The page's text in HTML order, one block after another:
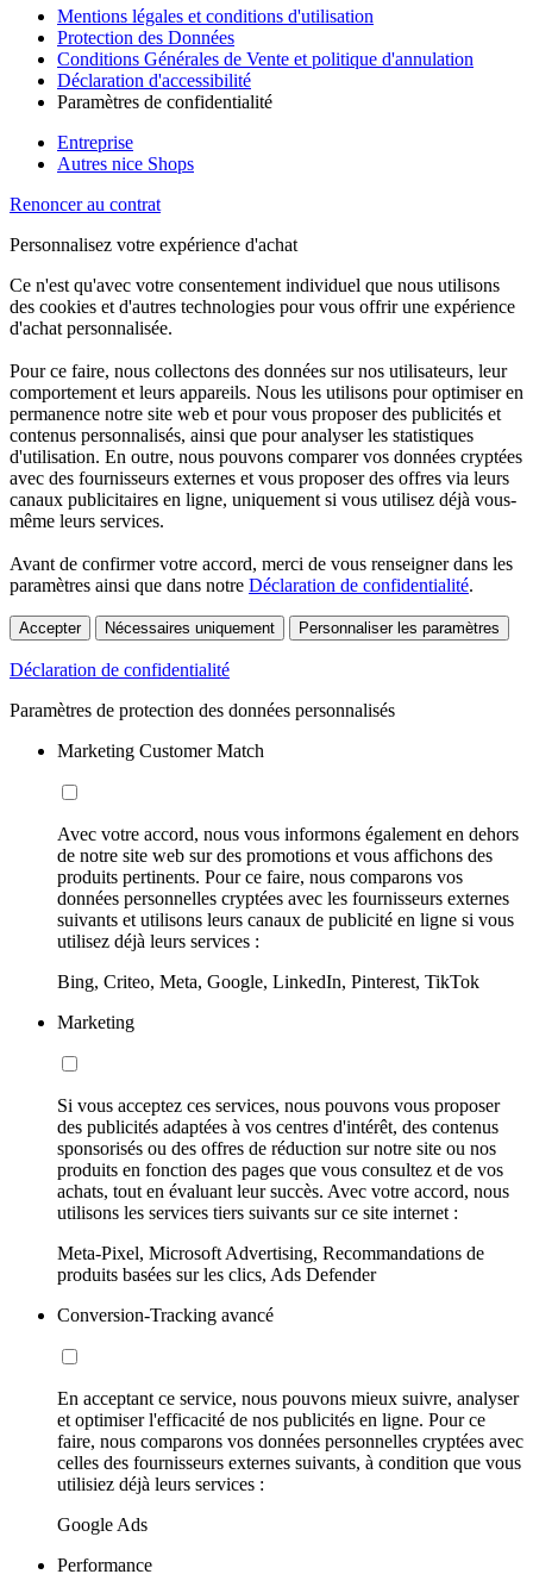
Mentions légales et conditions d'utilisation
Protection des Données
Conditions Générales de Vente et politique d'annulation
Déclaration d'accessibilité
Paramètres de confidentialité
Entreprise
Autres nice Shops
Renoncer au contrat
Personnalisez votre expérience d'achat
Ce n'est qu'avec votre consentement individuel que nous utilisons
des cookies et d'autres technologies pour vous offrir une expérience
d'achat personnalisée.
Pour ce faire, nous collectons des données sur nos utilisateurs, leur
comportement et leurs appareils. Nous les utilisons pour optimiser en
permanence notre site web et pour vous proposer des publicités et
contenus personnalisés, ainsi que pour analyser les statistiques
d'utilisation. En outre, nous pouvons comparer vos données cryptées
avec des fournisseurs externes et vous proposer des offres via leurs
canaux publicitaires en ligne, uniquement si vous utilisez déjà vous-
même leurs services.
Avant de confirmer votre accord, merci de vous renseigner dans les
paramètres ainsi que dans notre Déclaration de confidentialité.
Accepter Nécessaires uniquement Personnaliser les paramètres
Déclaration de confidentialité
Paramètres de protection des données personnalisés
Marketing Customer Match
Avec votre accord, nous vous informons également en dehors
de notre site web sur des promotions et vous affichons des
produits pertinents. Pour ce faire, nous comparons vos
données personnelles cryptées avec les fournisseurs externes
suivants et utilisons leurs canaux de publicité en ligne si vous
utilisez déjà leurs services :
Bing, Criteo, Meta, Google, LinkedIn, Pinterest, TikTok
Marketing
Si vous acceptez ces services, nous pouvons vous proposer
des publicités adaptées à vos centres d'intérêt, des contenus
sponsorisés ou des offres de réduction sur notre site ou nos
produits en fonction des pages que vous consultez et de vos
achats, tout en évaluant leur succès. Avec votre accord, nous
utilisons les services tiers suivants sur ce site internet :
Meta-Pixel, Microsoft Advertising, Recommandations de
produits basées sur les clics, Ads Defender
Conversion-Tracking avancé
En acceptant ce service, nous pouvons mieux suivre, analyser
et optimiser l'efficacité de nos publicités en ligne. Pour ce
faire, nous comparons vos données personnelles cryptées avec
celles des fournisseurs externes suivants, à condition que vous
utilisiez déjà leurs services :
Google Ads
Performance